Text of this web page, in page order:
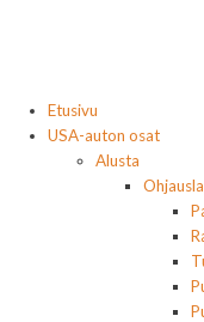
Etusivu
USA-auton osat
Alusta